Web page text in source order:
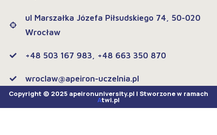
ul Marszałka Józefa Piłsudskiego 74, 50-020
Wrocław
+48 503 167 983, +48 663 350 870
wroclaw@apeiron-uczelnia.pl
Copyright © 2025 apeironuniversity.pl | Stworzone w ramach
Atwi.pl